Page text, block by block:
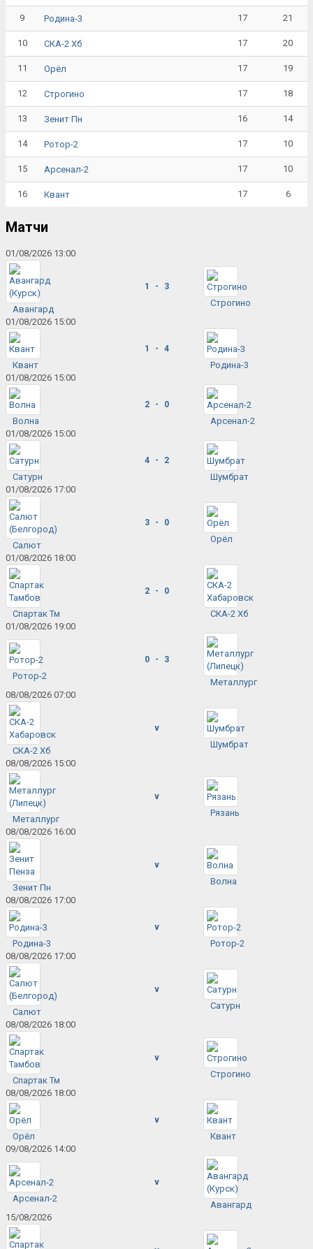
9 Родина-3 17 21
10 СКА-2 Хб 17 20
11 Орёл 17 19
12 Строгино 17 18
13 Зенит Пн 16 14
14 Ротор-2 17 10
15 Арсенал-2 17 10
16 Квант 17 6
Матчи
01/08/2026 13:00
Авангард
1 - 3
Строгино
01/08/2026 15:00
Квант
1 - 4
Родина-3
01/08/2026 15:00
Волна
2 - 0
Арсенал-2
01/08/2026 15:00
Сатурн
4 - 2
Шумбрат
01/08/2026 17:00
Салют
3 - 0
Орёл
01/08/2026 18:00
Спартак Тм
2 - 0
СКА-2 Хб
01/08/2026 19:00
Ротор-2
0 - 3
Металлург
08/08/2026 07:00
СКА-2 Хб
v
Шумбрат
08/08/2026 15:00
Металлург
v
Рязань
08/08/2026 16:00
Зенит Пн
v
Волна
08/08/2026 17:00
Родина-3
v
Ротор-2
08/08/2026 17:00
Салют
v
Сатурн
08/08/2026 18:00
Спартак Тм
v
Строгино
08/08/2026 18:00
Орёл
v
Квант
09/08/2026 14:00
Арсенал-2
v
Авангард
15/08/2026